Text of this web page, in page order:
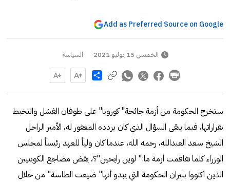
Add as Preferred Source on Google
الخميس 15 يوليو 2021 السياسة
Share
ستخرج الحكومة من أزمة جائحة" كورونا" على طوفان الفشل والتخبط
بقراراتها، فيما يبقى السؤال الذي كان يردده المغفور له، الأمير الراحل
الشيخ سعد العبدالله، رحمه الله، عندما كان ولياً للعهد رئيساً لمجلس
الوزراء كلما تفاقمت أزمة ما:" لوين رايحين"؟، يقض مضاجع الكويتيين
الذين اكتووا بنيران الحكومة التي يبدو أنها" ضيعت الطاسة" من خلال